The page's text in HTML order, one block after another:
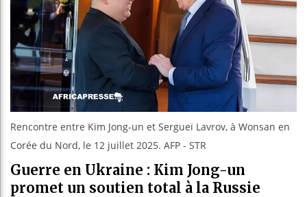
Bénin :
Aliko
Rencontre entre Kim Jong-un et Sergueï Lavrov, à Wonsan en
Corée du Nord, le 12 juillet 2025. AFP - STR
Guerre en Ukraine : Kim Jong-un
promet un soutien total à la Russie